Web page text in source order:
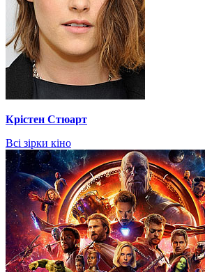
Крістен Стюарт
Всі зірки кіно